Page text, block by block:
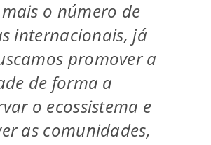
o número de
internacionais, já
promover a
de forma a
o ecossistema e
as comunidades,